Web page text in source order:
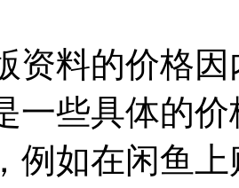
资料的价格
一些具体的
例如在闲鱼